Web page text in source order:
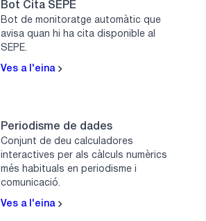
Bot Cita SEPE
Bot de monitoratge automàtic que
avisa quan hi ha cita disponible al
SEPE.
Ves a l'eina
Periodisme de dades
Conjunt de deu calculadores
interactives per als càlculs numèrics
més habituals en periodisme i
comunicació.
Ves a l'eina